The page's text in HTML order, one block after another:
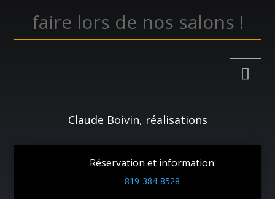
faire lors de nos salons !
Claude Boivin, réalisations
Réservation et information
819-384-8528